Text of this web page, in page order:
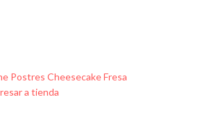
Postres Cheesecake Fresa
a tienda